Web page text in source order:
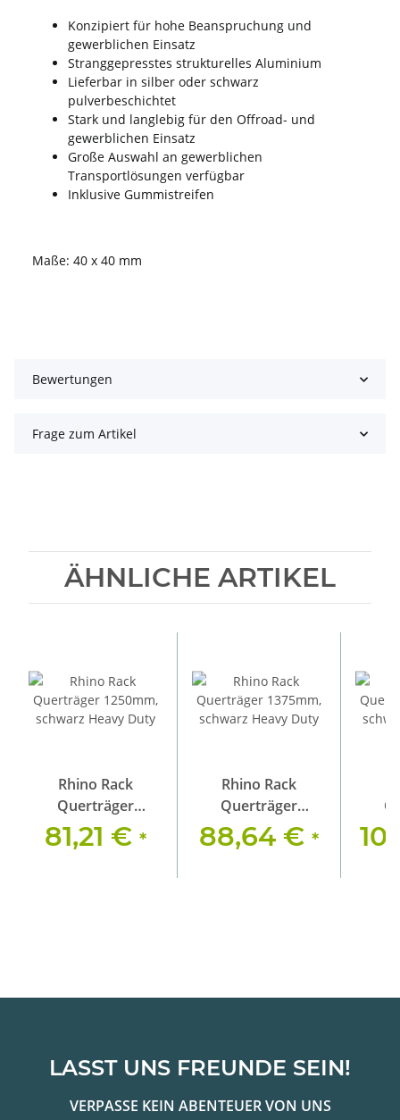
Konzipiert für hohe Beanspruchung und
gewerblichen Einsatz
Stranggepresstes strukturelles Aluminium
Lieferbar in silber oder schwarz
pulverbeschichtet
Stark und langlebig für den Offroad- und
gewerblichen Einsatz
Große Auswahl an gewerblichen
Transportlösungen verfügbar
Inklusive Gummistreifen
Maße: 40 x 40 mm
Bewertungen
Frage zum Artikel
ÄHNLICHE ARTIKEL
Rhino Rack
Querträger
1250mm, schwarz
Heavy Duty
81,21 € *
Rhino Rack
Querträger
1375mm, schwarz
Heavy Duty
88,64 € *
LASST UNS FREUNDE SEIN!
VERPASSE KEIN ABENTEUER VON UNS